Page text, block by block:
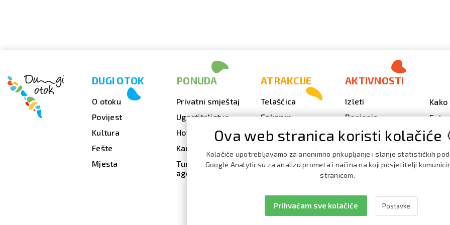
DUGI OTOK
O otoku
Povijest
Kultura
Fešte
Mjesta
PONUDA
Privatni smještaj
Ugostiteljstvo
Hoteli
Kampovi
Turističke
agencije
ATRAKCIJE
Telašćica
Sakarun
Svjetionik Veli Rat
Strašna peć
AKTIVNOSTI
Izleti
Ronjenje
Outdoor
Nautika
Kako
Ova web stranica koristi kolačiće
Kolačiće upotrebljavamo za anonimno prikupljanje i slanje statističkih
Google Analyticsu za analizu prometa i načina na koji posjetitelji
stranicom.
Prihvaćam sve kolačiće Postavke